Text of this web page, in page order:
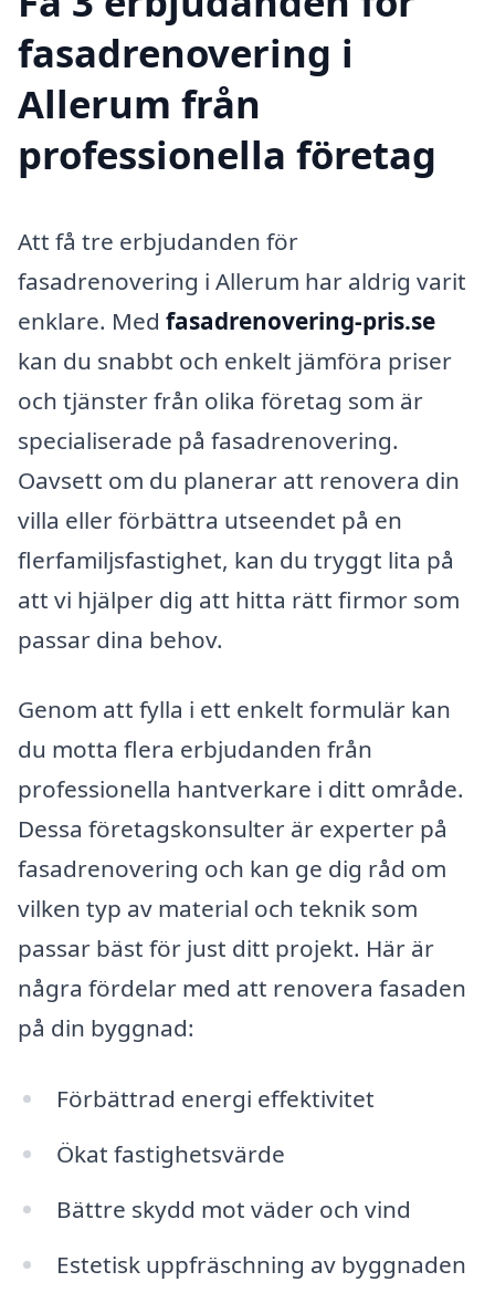
fasadrenovering i
Allerum från
professionella företag
Att få tre erbjudanden för
fasadrenovering i Allerum har aldrig varit
enklare. Med fasadrenovering-pris.se
kan du snabbt och enkelt jämföra priser
och tjänster från olika företag som är
specialiserade på fasadrenovering.
Oavsett om du planerar att renovera din
villa eller förbättra utseendet på en
flerfamiljsfastighet, kan du tryggt lita på
att vi hjälper dig att hitta rätt firmor som
passar dina behov.
Genom att fylla i ett enkelt formulär kan
du motta flera erbjudanden från
professionella hantverkare i ditt område.
Dessa företagskonsulter är experter på
fasadrenovering och kan ge dig råd om
vilken typ av material och teknik som
passar bäst för just ditt projekt. Här är
några fördelar med att renovera fasaden
på din byggnad:
Förbättrad energi effektivitet
Ökat fastighetsvärde
Bättre skydd mot väder och vind
Estetisk uppfräschning av byggnaden